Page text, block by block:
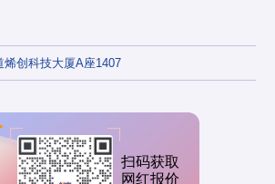
创科技大厦A座1407
扫码获取
网红报价